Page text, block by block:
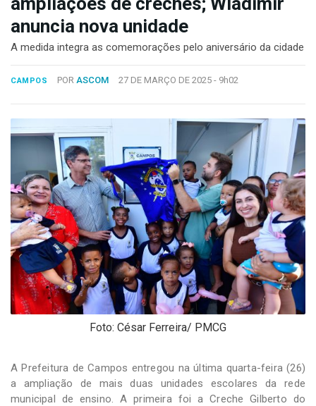
TV
COLUNAS
FALE
Copyright
2024
Desenvolvido
Hesea
Tecnologia
Sistemas
anuncia nova unidade
A medida integra as comemorações pelo aniversário da cidade
CAMPOS POR ASCOM 27 DE MARÇO DE 2025 - 9h02
Foto: César Ferreira/ PMCG
A Prefeitura de Campos entregou na última quarta-feira (26)
a ampliação de mais duas unidades escolares da rede
municipal de ensino. A primeira foi a Creche Gilberto do